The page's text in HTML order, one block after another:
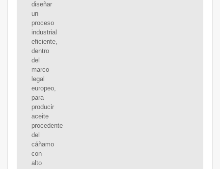
diseñar
un
proceso
industrial
eficiente,
dentro
del
marco
legal
europeo,
para
producir
aceite
procedente
del
cáñamo
con
alto